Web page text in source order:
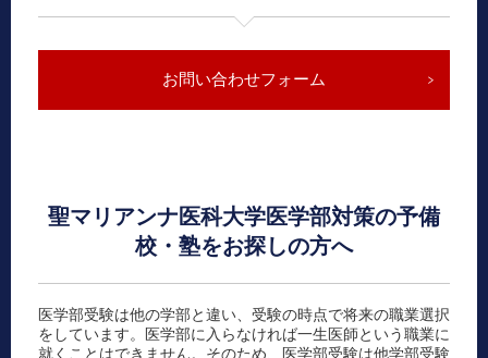
お問い合わせフォーム
聖マリアンナ医科大学医学部対策の予備
校・塾をお探しの方へ
医学部受験は他の学部と違い、受験の時点で将来の職業選択
をしています。医学部に入らなければ一生医師という職業に
就くことはできません。そのため、医学部受験は他学部受験